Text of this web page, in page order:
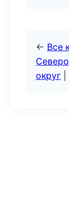
← Все
округ